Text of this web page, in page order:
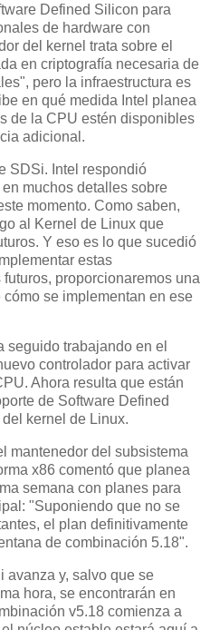
Defined Silicon para
de hardware con
del kernel trata sobre el
en criptografía necesaria de
pero la infraestructura es
en qué medida Intel planea
de la CPU estén disponibles
adicional.
SDSi. Intel respondió
muchos detalles sobre
momento. Como saben,
al Kernel de Linux que
Y eso es lo que sucedió
estas
proporcionaremos una
se implementan en ese
seguido trabajando en el
controlador para activar
Ahora resulta que están
de Software Defined
kernel de Linux.
mantenedor del subsistema
x86 comentó que planea
semana con planes para
"Suponiendo que no se
el plan definitivamente
de combinación 5.18".
avanza y, salvo que se
hora, se encontrarán en
v5.18 comienza a